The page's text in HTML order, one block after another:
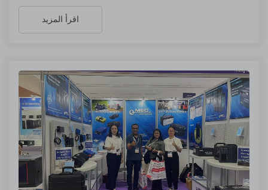
اقرأ المزيد